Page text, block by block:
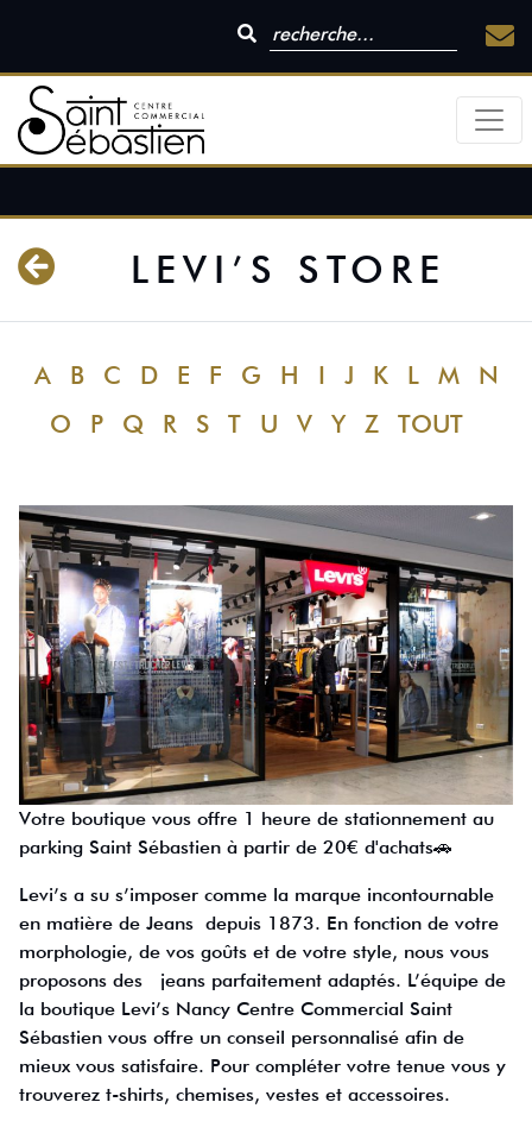
LEVI’S STORE
A B C D E F G H I J K L M
N
O
P Q R S T U V Y Z TOUT
Votre boutique vous offre 1 heure de stationnement au
parking Saint Sébastien à partir de 20€ d'achats🚗
Levi’s a su s’imposer comme la marque incontournable
en matière de Jeans depuis 1873. En fonction de votre
morphologie, de vos goûts et de votre style, nous vous
proposons des jeans parfaitement adaptés. L’équipe de
la boutique Levi’s Nancy Centre Commercial Saint
Sébastien vous offre un conseil personnalisé afin de
mieux vous satisfaire. Pour compléter votre tenue vous y
trouverez t-shirts, chemises, vestes et accessoires.